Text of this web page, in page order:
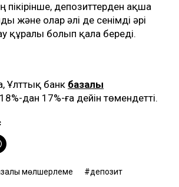
депозиттерден ақша
және олар әлі де сенімді әрі
құралы болып қала береді.
Ұлттық банк базалық
18%-дан 17%-ға дейін төмендетті.
мөлшерлеме депозит